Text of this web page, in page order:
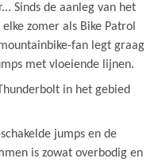
Sinds de aanleg van het
zomer als Bike Patrol
fan legt graag
met vloeiende lijnen.
in het gebied
jumps en de
is zowat overbodig en